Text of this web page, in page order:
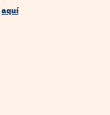
aquí